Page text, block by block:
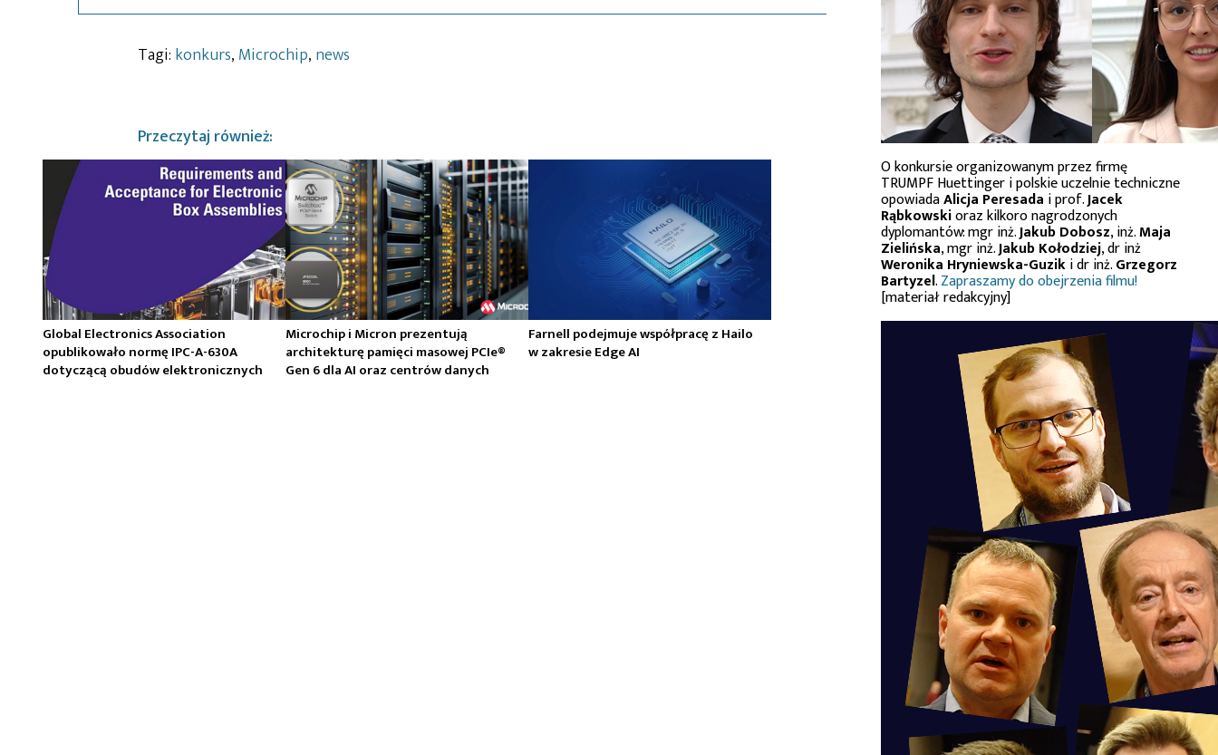
Tagi: konkurs, Microchip, news
Przeczytaj również:
Global Electronics Association
opublikowało normę IPC-A-630A
dotyczącą obudów elektronicznych
Microchip i Micron prezentują
architekturę pamięci masowej PCIe®
Gen 6 dla AI oraz centrów danych
Farnell podejmuje współpracę z Hailo
w zakresie Edge AI
O konkursie organizowanym przez firmę
TRUMPF Huettinger i polskie uczelnie techniczne
opowiadaAlicja Peresada i prof.Jacek
Rąbkowskioraz kilkoro nagrodzonych
dyplomantów: mgr inż.Jakub Dobosz, inż.Maja
Zielińska, mgr inż.Jakub Kołodziej, dr inż
Weronika Hryniewska-Guziki dr inż.Grzegorz
Bartyzel.Zapraszamy do obejrzenia filmu!
[materiał redakcyjny]